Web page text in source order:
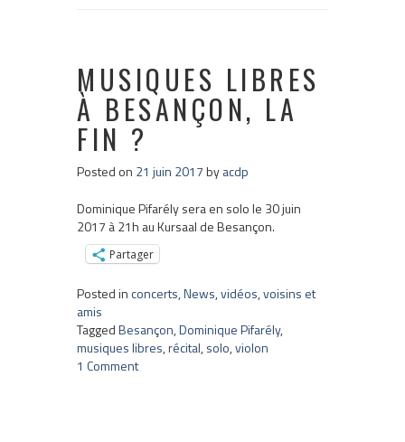
MUSIQUES LIBRES
À BESANÇON, LA
FIN ?
Posted on 21 juin 2017byacdp
Dominique Pifarély sera en solo le 30 juin
2017 à 21h au Kursaal de Besançon.
Partager
Posted inconcerts,News,vidéos,voisins et
amis
TaggedBesançon,Dominique Pifarély,
musiques libres,récital,solo,violon
1 Comment